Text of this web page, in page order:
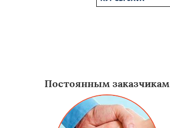
Постоянным заказчикам